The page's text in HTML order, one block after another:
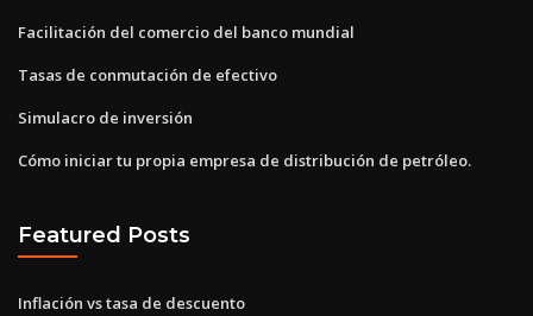
Facilitación del comercio del banco mundial
Tasas de conmutación de efectivo
Simulacro de inversión
Cómo iniciar tu propia empresa de distribución de petróleo.
Featured Posts
Inflación vs tasa de descuento